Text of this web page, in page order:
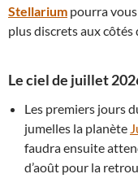
Stellarium pourra
plus discrets aux
Le ciel de juillet
Les premiers jours
jumelles la planète
faudra ensuite
d’août pour la